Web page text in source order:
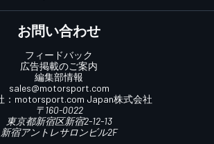
お問い合わせ
フィードバック
広告掲載のご案内
編集部情報
sales@motorsport.com
motorsport.com Japan株式会社
〒160-0022
東京都新宿区新宿2-12-13
新宿アントレサロンビル2F